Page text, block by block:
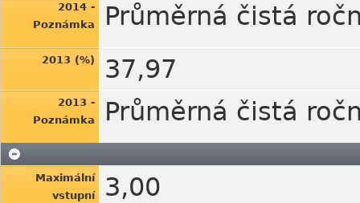
2014 -
Poznámka
Průměrná čistá
2013 (%) 37,97
2013 -
Poznámka
Průměrná čistá
Maximální
vstupní
3,00